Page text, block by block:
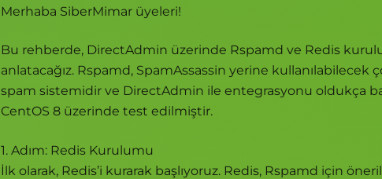
Merhaba SiberMimar üyeleri!
Bu rehberde, DirectAdmin üzerinde Rspamd ve Redis
anlatacağız. Rspamd, SpamAssassin yerine kullanılabilecek
spam sistemidir ve DirectAdmin ile entegrasyonu oldukça
CentOS 8 üzerinde test edilmiştir.
1. Adım: Redis Kurulumu
İlk olarak, Redis’i kurarak başlıyoruz. Redis, Rspamd için